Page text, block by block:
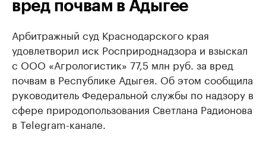
вред почвам в Адыгее
Арбитражный суд Краснодарского края
удовлетворил иск Росприроднадзора и взыскал
с ООО «Агрологистик» 77,5 млн руб. за вред
почвам в Республике Адыгея. Об этом сообщила
руководитель Федеральной службы по надзору в
сфере природопользования Светлана Радионова
в Telegram-канале.